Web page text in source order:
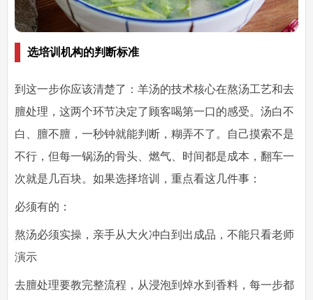
选培训机构的判断标准
到这一步你应该清楚了：羊汤的技术核心在熬汤工艺和去
膻处理，这两个环节决定了顾客喝第一口的感受。汤白不
白、膻不膻，一秒钟就能判断，糊弄不了。自己摸索不是
不行，但每一锅汤的骨头、燃气、时间都是成本，翻车一
次就是几百块。如果选择培训，重点看这几件事：
必须有的 ：
熬汤必须实操，亲手从大火冲白到出成品，不能只看老师
演示
去膻处理要教完整流程，从浸泡到焯水到香料，每一步都